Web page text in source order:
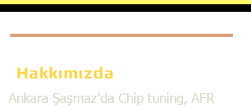
Hakkımızda
Ankara Şaşmaz'da Chip tuning, AFR